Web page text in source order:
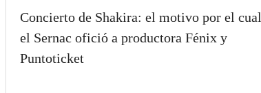
Concierto de Shakira: el motivo por el cual
el Sernac ofició a productora Fénix y
Puntoticket